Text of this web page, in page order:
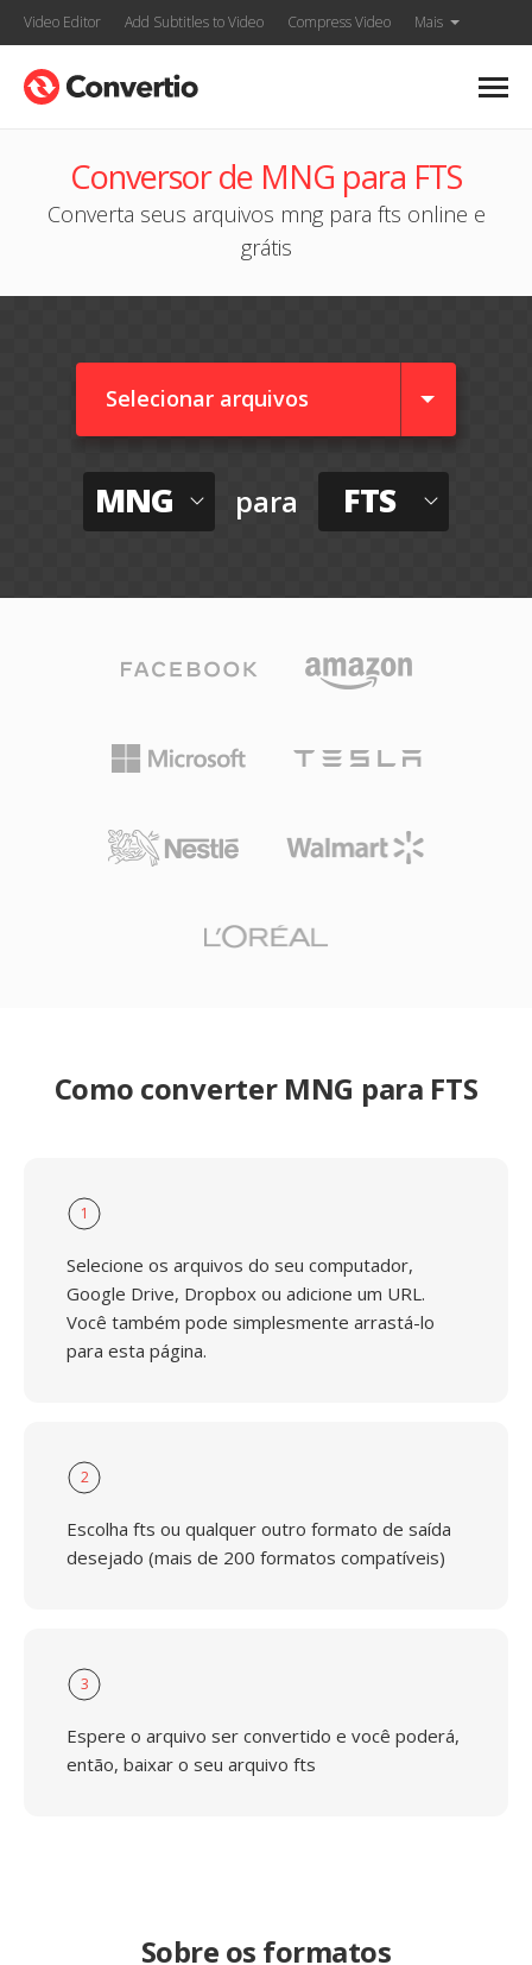
Video Editor Add Subtitles to Video Compress Video Mais
Conversor de MNG para FTS
Converta seus arquivos mng para fts online e
grátis
Selecionar arquivos
MNG para FTS
Como converter MNG para FTS
1
Selecione os arquivos do seu computador,
Google Drive, Dropbox ou adicione um URL.
Você também pode simplesmente arrastá-lo
para esta página.
2
Escolha fts ou qualquer outro formato de saída
desejado (mais de 200 formatos compatíveis)
3
Espere o arquivo ser convertido e você poderá,
então, baixar o seu arquivo fts
Sobre os formatos